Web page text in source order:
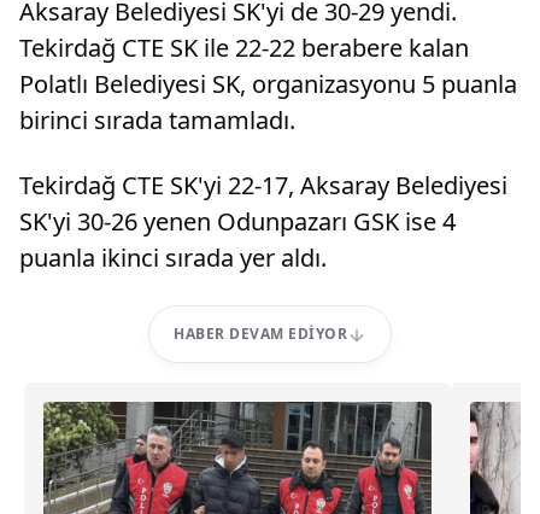
Aksaray Belediyesi SK'yi de 30-29 yendi.
Tekirdağ CTE SK ile 22-22 berabere kalan
Polatlı Belediyesi SK, organizasyonu 5 puanla
birinci sırada tamamladı.
Tekirdağ CTE SK'yi 22-17, Aksaray Belediyesi
SK'yi 30-26 yenen Odunpazarı GSK ise 4
puanla ikinci sırada yer aldı.
HABER DEVAM EDIYOR